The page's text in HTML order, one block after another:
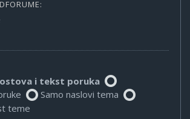
i tekst poruka
Samo naslovi tema
teme